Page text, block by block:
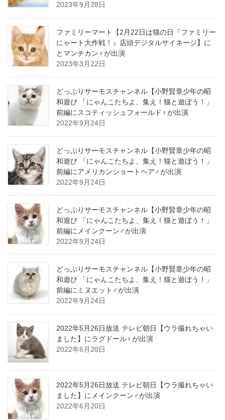
2023年9月28日
ファミリーマート【2月22日は猫の日『ファミリー
にゃート大作戦！』店頭デジタルサイネージ】に
とマンチカン♀が出演
2023年3月22日
どっぷりサーモスチャンネル【小野賢章少年の昭
和遊び 「にゃんこたちよ、集え！猫と遊ぼう！」
前編にスコティッシュフォールド♀が出演
2022年9月24日
どっぷりサーモスチャンネル【小野賢章少年の昭
和遊び 「にゃんこたちよ、集え！猫と遊ぼう！」
前編にアメリカンショートヘア♂が出演
2022年9月24日
どっぷりサーモスチャンネル【小野賢章少年の昭
和遊び 「にゃんこたちよ、集え！猫と遊ぼう！」
前編にメインクーン♂が出演
2022年9月24日
どっぷりサーモスチャンネル【小野賢章少年の昭
和遊び 「にゃんこたちよ、集え！猫と遊ぼう！」
前編にミヌエット♂が出演
2022年9月24日
2022年5月26日放送 テレビ朝日【ウラ撮れちゃい
ました】にラグドール♀が出演
2022年6月20日
2022年5月26日放送 テレビ朝日【ウラ撮れちゃい
ました】にメインクーン♂が出演
2022年6月20日